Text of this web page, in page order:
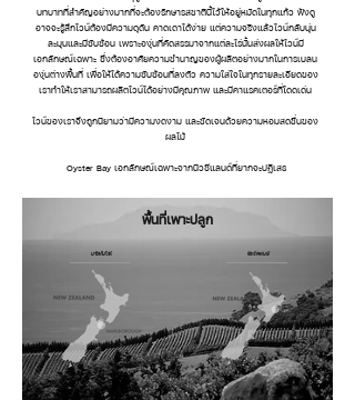
บทบาทที่สำคัญอย่างมากที่จะต้องรักษารสชาตินี้ไว้ให้อยู่หมัดในทุกแก้ว ฟังดู
อาจจะรู้สึกไวน์ต้องมีความดุดัน คาดเดาได้ง่าย แต่ความจริงแล้วไวน์กลับนุ่น
ละมุนและมีซับซ้อน เพราะองุ่นที่คัดสรรมาจากแต่ละไร่นั้นส่งผลให้ไวน์มี
เอกลักษณ์เฉพาะ ซึ่งต้องอาศัยความชำนาญของผู้ผลิตอย่างมากในการเบลน
องุ่นต่างพื้นที่ เพื่อให้ได้ความซับซ้อนที่ลงตัว ความใส่ใจในทุกรายละเอียดของ
เราทำให้เราสามารถผลิตไวน์ได้อย่างมีคุณภาพ และมีคาแรคเตอร์ที่โดดเด่น
ไวน์ของเราจึงถูกนิยามว่ามีความงดงาม และชัดเจนด้วยความหอมสดชื่นของ
ผลไม้
​ Oyster Bay เอกลักษณ์เฉพาะจากนิวซีแลนด์ที่ยากจะปฏิเสธ
มาร์ลโบโรห์
พื้นที่เพาะปลูก
ฮอว์คสเบย์